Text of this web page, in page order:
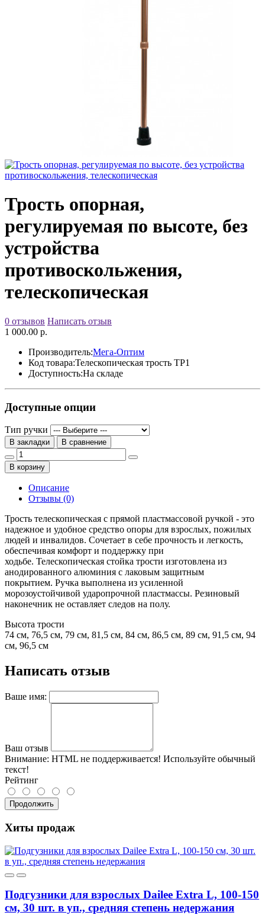
Трость опорная,
регулируемая по высоте, без
устройства
противоскольжения,
телескопическая
0 отзывов Написать отзыв
1 000.00 р.
Производитель:Мега-Оптим
Код товара:Телескопическая трость ТР1
Доступность:На складе
Доступные опции
Тип ручки
В закладки В сравнение
В корзину
Описание
Отзывы (0)
Трость телескопическая с прямой пластмассовой ручкой - это
надежное и удобное средство опоры для взрослых, пожилых
людей и инвалидов. Сочетает в себе прочность и легкость,
обеспечивая комфорт и поддержку при
ходьбе. Телескопическая стойка трости изготовлена из
анодированного алюминия с лаковым защитным
покрытием. Ручка выполнена из усиленной
морозоустойчивой ударопрочной пластмассы. Резиновый
наконечник не оставляет следов на полу.
Высота трости
74 см, 76,5 см, 79 см, 81,5 см, 84 см, 86,5 см, 89 см, 91,5 см, 94
см, 96,5 см
Написать отзыв
Ваше имя:
Ваш отзыв
Внимание: HTML не поддерживается! Используйте обычный
текст!
Рейтинг
Продолжить
Хиты продаж
Подгузники для взрослых Dailee Extra L, 100-150
см, 30 шт. в уп., средняя степень недержания